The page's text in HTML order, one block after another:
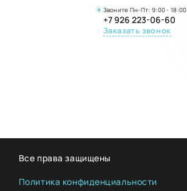
Звоните Пн-Пт: 9:00 - 18:00
+7 926 223-06-60
Заказать звонок
ОНЛАЙН-ПРОДАЖА
ВОПРОС-ОТВЕТ
Все права защищены
Политика конфиденциальности